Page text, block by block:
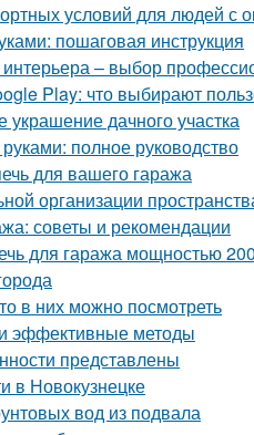
условий для людей с
пошаговая инструкция
– выбор
Play: что выбирают
украшение дачного участка
полное руководство
для вашего гаража
организации
советы и рекомендации
для гаража мощностью
в них можно посмотреть
эффективные методы
представлены
в Новокузнецке
вод из подвала